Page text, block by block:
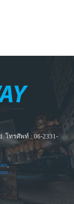
โทรศัพท์ : 06-2331-
,